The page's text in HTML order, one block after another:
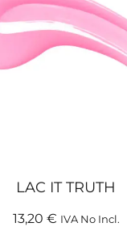
LAC IT TRUTH
13,20 € IVA No Incl.